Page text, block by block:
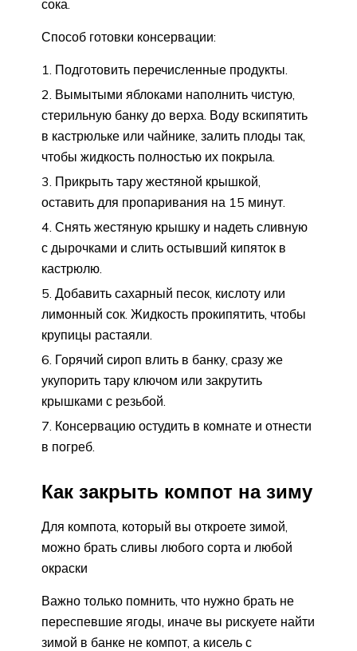
сока.
Способ готовки консервации:
Подготовить перечисленные продукты.
Вымытыми яблоками наполнить чистую,
стерильную банку до верха. Воду вскипятить
в кастрюльке или чайнике, залить плоды так,
чтобы жидкость полностью их покрыла.
Прикрыть тару жестяной крышкой,
оставить для пропаривания на 15 минут.
Снять жестяную крышку и надеть сливную
с дырочками и слить остывший кипяток в
кастрюлю.
Добавить сахарный песок, кислоту или
лимонный сок. Жидкость прокипятить, чтобы
крупицы растаяли.
Горячий сироп влить в банку, сразу же
укупорить тару ключом или закрутить
крышками с резьбой.
Консервацию остудить в комнате и отнести
в погреб.
Как закрыть компот на зиму
Для компота, который вы откроете зимой,
можно брать сливы любого сорта и любой
окраски
Важно только помнить, что нужно брать не
переспевшие ягоды, иначе вы рискуете найти
зимой в банке не компот, а кисель с